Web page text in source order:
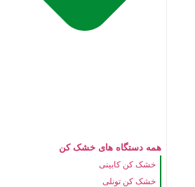
همه دستگاه های خشک کن
خشک کن کابینی
خشک کن تونلی